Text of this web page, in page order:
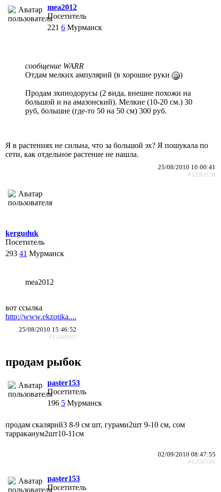
mea2012
Посетитель
221 6 Мурманск
сообщение WARR
Отдам мелких ампулярий (в хорошие руки
)
Продам эхинодорусы (2 вида, внешне похожи на
большой и на амазонский). Мелкие (10-20 см.) 30
руб, большие (где-то 50 на 50 см) 300 руб.
Я в растениях не сильна, что за большой эх? Я пошукала по
сети, как отдельное растение не нашла.
25/08/2010 10:00:41
#1200628
kerguduk
Посетитель
293 41 Мурманск
mea2012
вот ссылка
http://www.ekzotika....
25/08/2010 15:46:52
#1200961
продам рыбок
paster153
Посетитель
196 5 Мурманск
продам скалярий3 8-9 см шт, гурами2шт 9-10 см, сом
тарраканум2шт10-11см
02/09/2010 08:47:55
#1206586
paster153
Посетитель